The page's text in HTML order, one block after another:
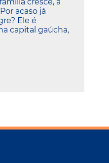
acaso já
Ele é
capital gaúcha,